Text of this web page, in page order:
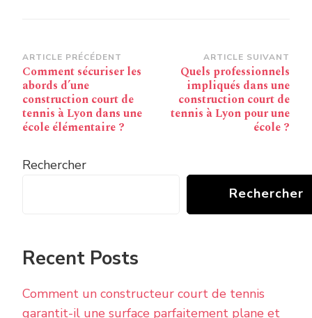
Navigation
d’article
ARTICLE PRÉCÉDENT
Comment sécuriser les
abords d’une
construction court de
tennis à Lyon dans une
école élémentaire ?
ARTICLE SUIVANT
Quels professionnels
impliqués dans une
construction court de
tennis à Lyon pour une
école ?
Rechercher
Rechercher
Recent Posts
Comment un constructeur court de tennis
garantit-il une surface parfaitement plane et